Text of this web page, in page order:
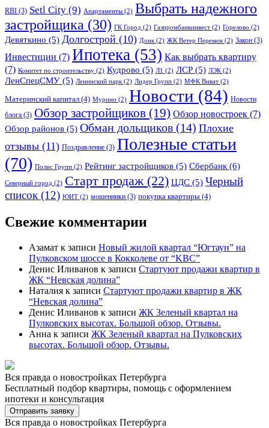
RBI (3) Setl City (9) Апартаменты (2) Выбрать надежного
застройщика (30) ГК Город (2) Газпромбанкинвест (2) Горелово (2)
Девяткино (5) Долгострой (10) Донк (2) ЖК Ветер Перемен (2) Закон (3)
Инвестиции (7) Ипотека (53) Как выбрать квартиру
(7) Комитет по строительству (2) Кудрово (5) Л1 (2) ЛСР (5) ЛЭК (2)
ЛенСпецСМУ (5) Ленинский парк (2) Лидер Групп (2) МФК Виват (2)
Материнский капитал (4) Мурино (2) Новости (84) Новости
блога (3) Обзор застройщиков (19) Обзор новостроек (7)
Обзор районов (5) Обман дольщиков (14) Плохие
отзывы (11) Поздравление (3) Полезные статьи
(70) Полис Групп (2) Рейтинг застройщиков (5) Сбербанк (6)
Северный город (2) Старт продаж(22) ЦДС (5) Черный
список (12) ЮИТ (2) мошенники (3) покупка квартиры (4)
Свежие комментарии
Азамат к записи Новый жилой квартал “Югтаун” на
Пулковском шоссе в Кокколеве от “KBC”
Денис Иливанов к записи Стартуют продажи квартир в
ЖК “Невская долина”
Наталия к записи Стартуют продажи квартир в ЖК
“Невская долина”
Денис Иливанов к записи ЖК Зеленый квартал на
Пулковских высотах. Большой обзор. Отзывы.
Анна к записи ЖК Зеленый квартал на Пулковских
высотах. Большой обзор. Отзывы.
Вся правда о новостройках Петербурга
Бесплатный подбор квартиры, помощь с оформлением
ипотеки и консультация
Отправить заявку
Вся правда о новостройках Петербурга